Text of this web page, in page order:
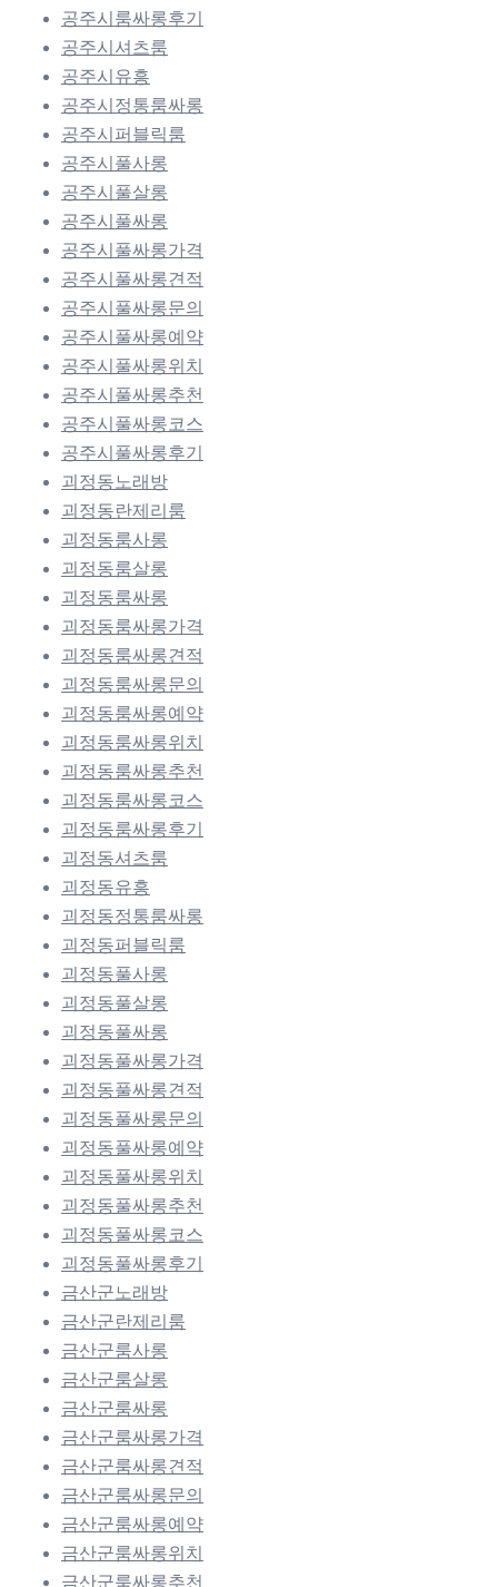
공주시룸싸롱후기
공주시셔츠룸
공주시유흥
공주시정통룸싸롱
공주시퍼블릭룸
공주시풀사롱
공주시풀살롱
공주시풀싸롱
공주시풀싸롱가격
공주시풀싸롱견적
공주시풀싸롱문의
공주시풀싸롱예약
공주시풀싸롱위치
공주시풀싸롱추천
공주시풀싸롱코스
공주시풀싸롱후기
괴정동노래방
괴정동란제리룸
괴정동룸사롱
괴정동룸살롱
괴정동룸싸롱
괴정동룸싸롱가격
괴정동룸싸롱견적
괴정동룸싸롱문의
괴정동룸싸롱예약
괴정동룸싸롱위치
괴정동룸싸롱추천
괴정동룸싸롱코스
괴정동룸싸롱후기
괴정동셔츠룸
괴정동유흥
괴정동정통룸싸롱
괴정동퍼블릭룸
괴정동풀사롱
괴정동풀살롱
괴정동풀싸롱
괴정동풀싸롱가격
괴정동풀싸롱견적
괴정동풀싸롱문의
괴정동풀싸롱예약
괴정동풀싸롱위치
괴정동풀싸롱추천
괴정동풀싸롱코스
괴정동풀싸롱후기
금산군노래방
금산군란제리룸
금산군룸사롱
금산군룸살롱
금산군룸싸롱
금산군룸싸롱가격
금산군룸싸롱견적
금산군룸싸롱문의
금산군룸싸롱예약
금산군룸싸롱위치
금산군룸싸롱추천